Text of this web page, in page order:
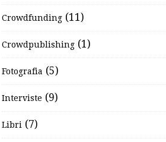
Crowdfunding (11)
Crowdpublishing (1)
Fotografia (5)
Interviste (9)
Libri (7)